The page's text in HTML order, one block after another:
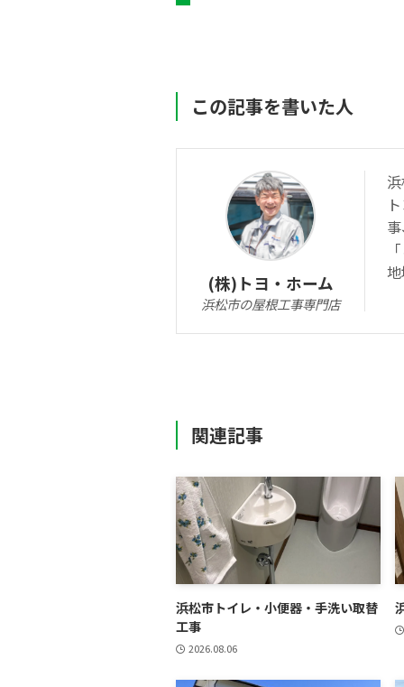
この記事を書いた人
(株)トヨ・ホーム
浜松市の屋根工事専門店
関連記事
浜松市トイレ・小便器・手洗い取替
工事
2026.08.06